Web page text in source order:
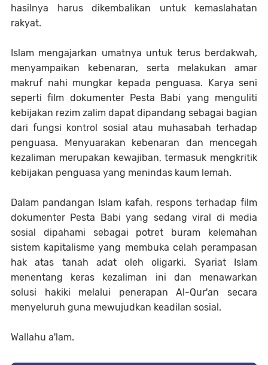
hasilnya harus dikembalikan untuk kemaslahatan
rakyat.
Islam mengajarkan umatnya untuk terus berdakwah,
menyampaikan kebenaran, serta melakukan amar
makruf nahi mungkar kepada penguasa. Karya seni
seperti film dokumenter Pesta Babi yang menguliti
kebijakan rezim zalim dapat dipandang sebagai bagian
dari fungsi kontrol sosial atau muhasabah terhadap
penguasa. Menyuarakan kebenaran dan mencegah
kezaliman merupakan kewajiban, termasuk mengkritik
kebijakan penguasa yang menindas kaum lemah.
Dalam pandangan Islam kafah, respons terhadap film
dokumenter Pesta Babi yang sedang viral di media
sosial dipahami sebagai potret buram kelemahan
sistem kapitalisme yang membuka celah perampasan
hak atas tanah adat oleh oligarki. Syariat Islam
menentang keras kezaliman ini dan menawarkan
solusi hakiki melalui penerapan Al-Qur'an secara
menyeluruh guna mewujudkan keadilan sosial.
Wallahu a'lam.